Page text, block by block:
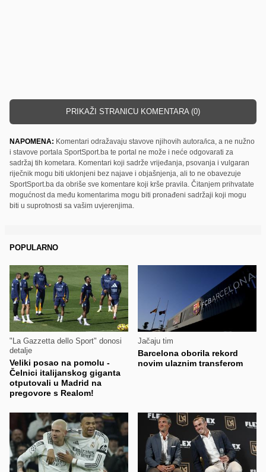
PRIKAŽI STRANICU KOMENTARA (0)
NAPOMENA: Komentari odražavaju stavove njihovih autora/ica, a ne nužno
i stavove portala SportSport.ba te portal ne može i neće odgovarati za
sadržaj tih kometara. Komentari koji sadrže vrijeđanja, psovanja i vulgaran
riječnik mogu biti uklonjeni bez najave i objašnjenja, ali to ne obavezuje
SportSport.ba da obriše sve komentare koji krše pravila. Čitanjem prihvatate
mogućnost da među komentarima mogu biti pronađeni sadržaji koji mogu
biti u suprotnosti sa vašim uvjerenjima.
POPULARNO
"La Gazzetta dello Sport" donosi
detalje
Veliki posao na pomolu -
Čelnici italijanskog giganta
otputovali u Madrid na
pregovore s Realom!
Jačaju tim
Barcelona oborila rekord
novim ulaznim transferom